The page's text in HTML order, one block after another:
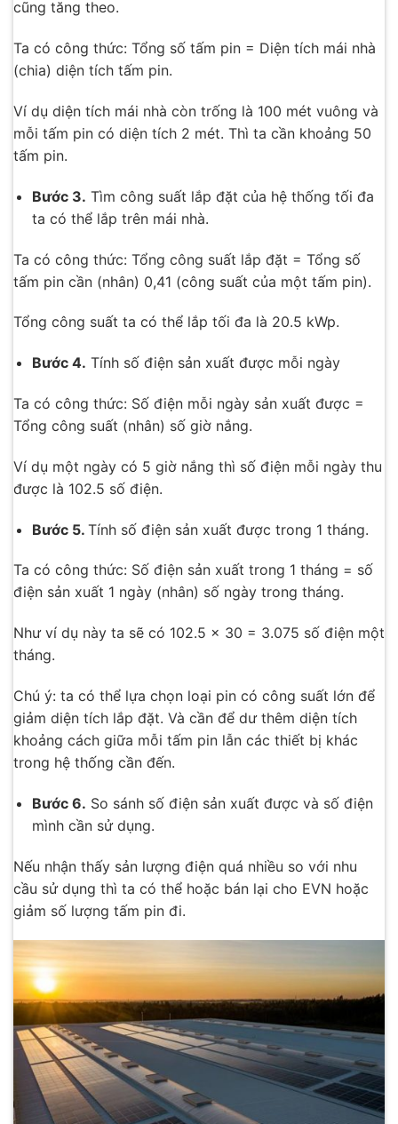
cũng tăng theo.
Ta có công thức: Tổng số tấm pin = Diện tích mái nhà
(chia) diện tích tấm pin.
Ví dụ diện tích mái nhà còn trống là 100 mét vuông và
mỗi tấm pin có diện tích 2 mét. Thì ta cần khoảng 50
tấm pin.
Bước 3. Tìm công suất lắp đặt của hệ thống tối đa
ta có thể lắp trên mái nhà.
Ta có công thức: Tổng công suất lắp đặt = Tổng số
tấm pin cần (nhân) 0,41 (công suất của một tấm pin).
Tổng công suất ta có thể lắp tối đa là 20.5 kWp.
Bước 4. Tính số điện sản xuất được mỗi ngày
Ta có công thức: Số điện mỗi ngày sản xuất được =
Tổng công suất (nhân) số giờ nắng.
Ví dụ một ngày có 5 giờ nắng thì số điện mỗi ngày thu
được là 102.5 số điện.
Bước 5. Tính số điện sản xuất được trong 1 tháng.
Ta có công thức: Số điện sản xuất trong 1 tháng = số
điện sản xuất 1 ngày (nhân) số ngày trong tháng.
Như ví dụ này ta sẽ có 102.5 x 30 = 3.075 số điện một
tháng.
Chú ý: ta có thể lựa chọn loại pin có công suất lớn để
giảm diện tích lắp đặt. Và cần để dư thêm diện tích
khoảng cách giữa mỗi tấm pin lẫn các thiết bị khác
trong hệ thống cần đến.
Bước 6. So sánh số điện sản xuất được và số điện
mình cần sử dụng.
Nếu nhận thấy sản lượng điện quá nhiều so với nhu
cầu sử dụng thì ta có thể hoặc bán lại cho EVN hoặc
giảm số lượng tấm pin đi.